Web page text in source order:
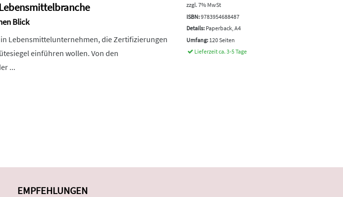
Blick
Lebensmittelunternehmen, die Zertifizierungen
einführen wollen. Von den
...
zzgl. 7% MwSt
ISBN:9783954688487
Details: Paperback, A4
Umfang: 120 Seiten
Lieferzeit ca. 3-5 Tage
EMPFEHLUNGEN